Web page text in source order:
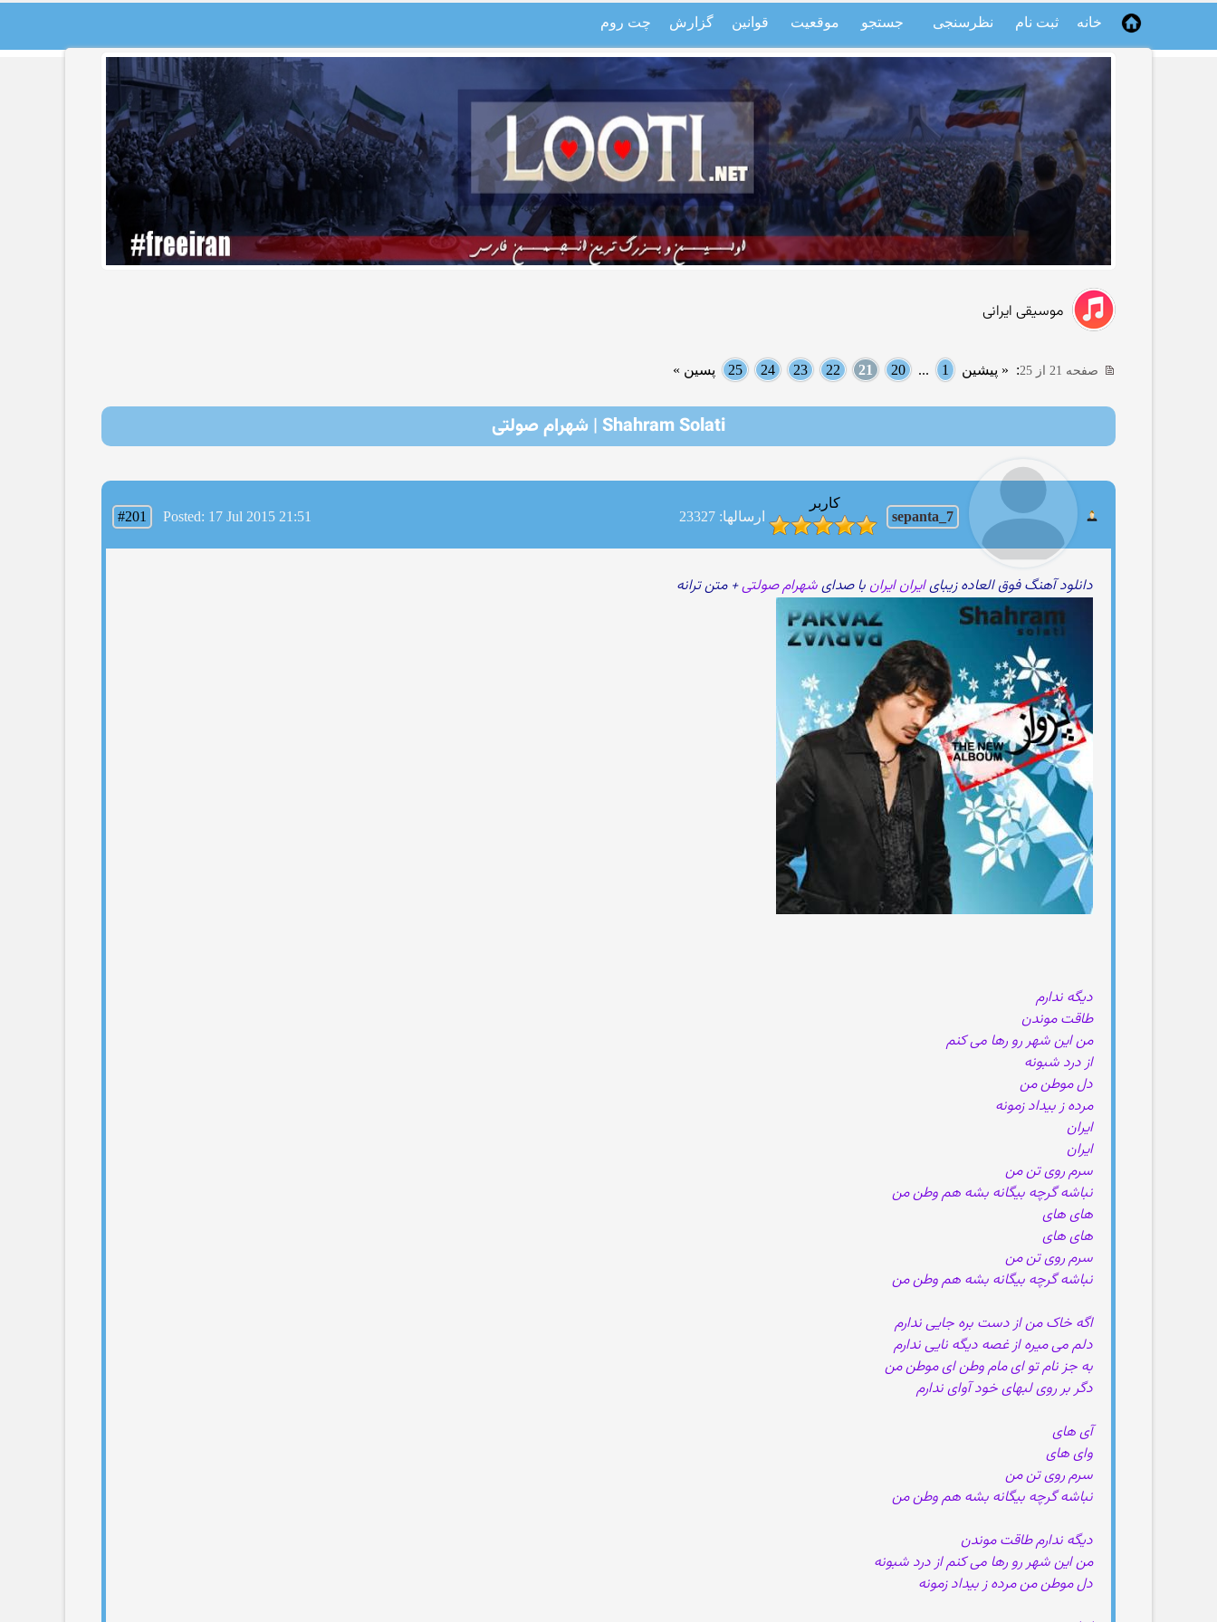
خانه ثبت نام نظرسنجی جستجو موقعیت قوانین گزارش چت روم
موسیقی ایرانی
صفحه 21 از 25 : « پیشین 1
...
20
21
22
23
24
25 پسین »
Shahram Solati | شهرام صولتی
sepanta_7
کاربر
ارسالها: 23327
#201 Posted: 17 Jul 2015 21:51
دانلود آهنگ فوق العاده زیبایایران ایران با صدایشهرام صولتی+ متن ترانه
دیگه ندارم
طاقت موندن
من این شهر رو رها می کنم
از درد شبونه
دل موطن من
مرده ز بیداد زمونه
ایران
ایران
سرم روی تن من
نباشه گرچه بیگانه بشه هم وطن من
های های
های های
سرم روی تن من
نباشه گرچه بیگانه بشه هم وطن من
اگه خاک من از دست بره جایی ندارم
دلم می میره از غصه دیگه نایی ندارم
به جز نام تو ای مام وطن ای موطن من
دگر بر روی لبهای خود آوای ندارم
آی های
وای های
سرم روی تن من
نباشه گرچه بیگانه بشه هم وطن من
دیگه ندارم طاقت موندن
من این شهر رو رها می کنم از درد شبونه
دل موطن من مرده ز بیداد زمونه